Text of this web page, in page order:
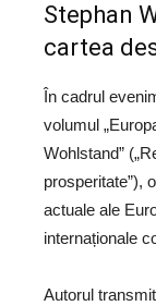
Stephan
cartea
În cadrul
volumul
Wohlstand”
prosperitate”),
actuale ale
internaționale
Autorul